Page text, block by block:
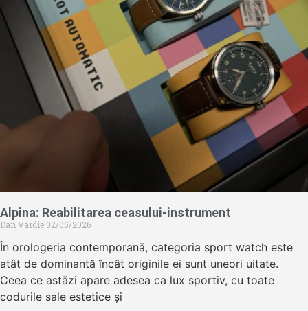
Alpina: Reabilitarea ceasului-instrument
Dan Vardie 02/05/2026
În orologeria contemporană, categoria sport watch este
atât de dominantă încât originile ei sunt uneori uitate.
Ceea ce astăzi apare adesea ca lux sportiv, cu toate
codurile sale estetice și